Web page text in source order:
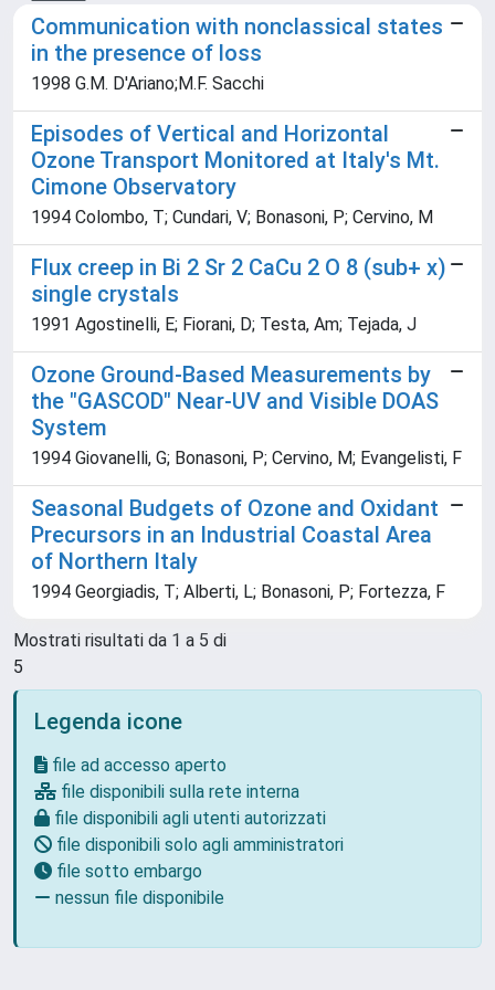
Communication with nonclassical states
in the presence of loss
1998 G.M. D'Ariano;M.F. Sacchi
Episodes of Vertical and Horizontal
Ozone Transport Monitored at Italy's Mt.
Cimone Observatory
1994 Colombo, T; Cundari, V; Bonasoni, P; Cervino, M
Flux creep in Bi 2 Sr 2 CaCu 2 O 8 (sub+ x)
single crystals
1991 Agostinelli, E; Fiorani, D; Testa, Am; Tejada, J
Ozone Ground-Based Measurements by
the "GASCOD" Near-UV and Visible DOAS
System
1994 Giovanelli, G; Bonasoni, P; Cervino, M; Evangelisti, F
Seasonal Budgets of Ozone and Oxidant
Precursors in an Industrial Coastal Area
of Northern Italy
1994 Georgiadis, T; Alberti, L; Bonasoni, P; Fortezza, F
Mostrati risultati da 1 a 5 di
5
Legenda icone
file ad accesso aperto
file disponibili sulla rete interna
file disponibili agli utenti autorizzati
file disponibili solo agli amministratori
file sotto embargo
nessun file disponibile